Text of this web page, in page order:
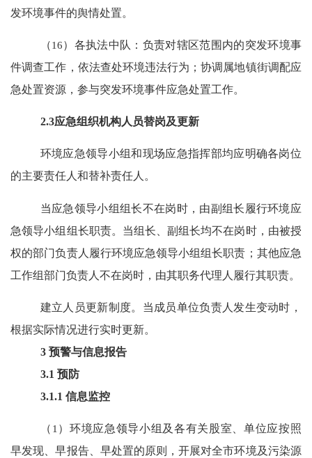
发环境事件的舆情处置。
（16） 各执法中队：负责对辖区范围内的突发环境事
件调查工作，依法查处环境违法行为；协调属地镇街调配应
急处置资源，参与突发环境事件应急处置工作。
2.3应急组织机构人员替岗及更新
环境应急领导小组和现场应急指挥部均应明确各岗位
的主要责任人和替补责任人。
当应急领导小组组长不在岗时，由副组长履行环境应
急领导小组组长职责。当组长、副组长均不在岗时，由被授
权的部门负责人履行环境应急领导小组组长职责；其他应急
工作组部门负责人不在岗时，由其职务代理人履行其职责。
建立人员更新制度。当成员单位负责人发生变动时，
根据实际情况进行实时更新。
3 预警与信息报告
3.1预防
3.1.1信息监控
（ 1 ）环境应急领导小组及各有关股室、单位应按照
早发现、早报告、早处置的原则，开展对全市环境及污染源